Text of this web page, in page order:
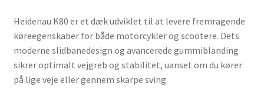
Heidenau K80 er et dæk udviklet til at levere fremragende
køreegenskaber for både motorcykler og scootere. Dets
moderne slidbanedesign og avancerede gummiblanding
sikrer optimalt vejgreb og stabilitet, uanset om du kører
på lige veje eller gennem skarpe sving.